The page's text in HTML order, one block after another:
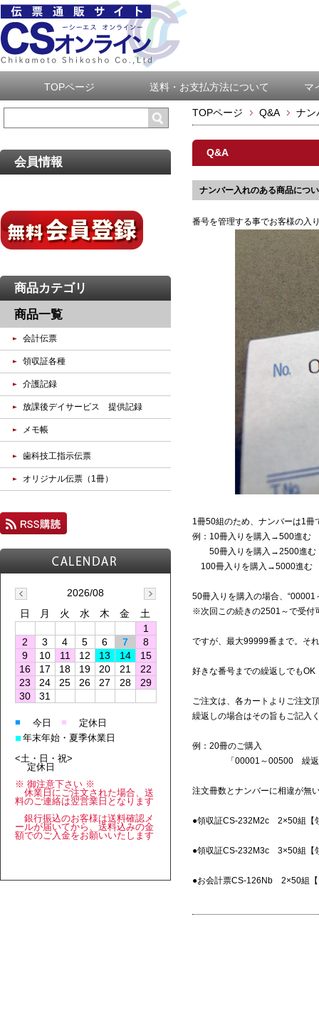
TOPページ 送料・お支払方法について マ
TOPページ Q&A ナン
Q&A
ナンバー入れのある商品につ
番号を管理する事でお客様の入
1冊50組のため、ナンバーは1冊
例：10冊入りを購入→500進む
50冊入りを購入→2500進む
100冊入りを購入→5000進む
50冊入りを購入の場合、
※次回この続きの2501～で受付
ですが、最大99999番まで。そ
好きな番号までの繰返しでもOK
ご注文は、各カートよりご注文
繰返しの場合はその旨もご記入
例：20冊のご購入
「00001～00500 繰返し」
注文冊数とナンバーに相違が無
●領収証CS-232M2c 2×50組【
●領収証CS-232M3c 3×50組【
●お会計票CS-126Nb 2×50組【
会員情報
商品カテゴリ
商品一覧
会計伝票
領収証各種
介護記録
放課後デイサービス 提供記録
メモ帳
歯科技工指示伝票
オリジナル伝票（1冊）
2026/08
日
月 火 水 木 金
土
1
2
3 4 5 6 7
8
9
10 11 12 13 14
15
16
17 18 19 20 21
22
23
24 25 26 27 28
29
30
31
■ 今日 ■ 定休日
■年末年始・夏季休業日
<土・日・祝>
定休日
※ 御注意下さい ※
休業日にご注文された場合、送
料のご連絡は翌営業日となります
銀行振込のお客様は送料確認メ
ールが届いてから、送料込みの金
額でのご入金をお願いいたします